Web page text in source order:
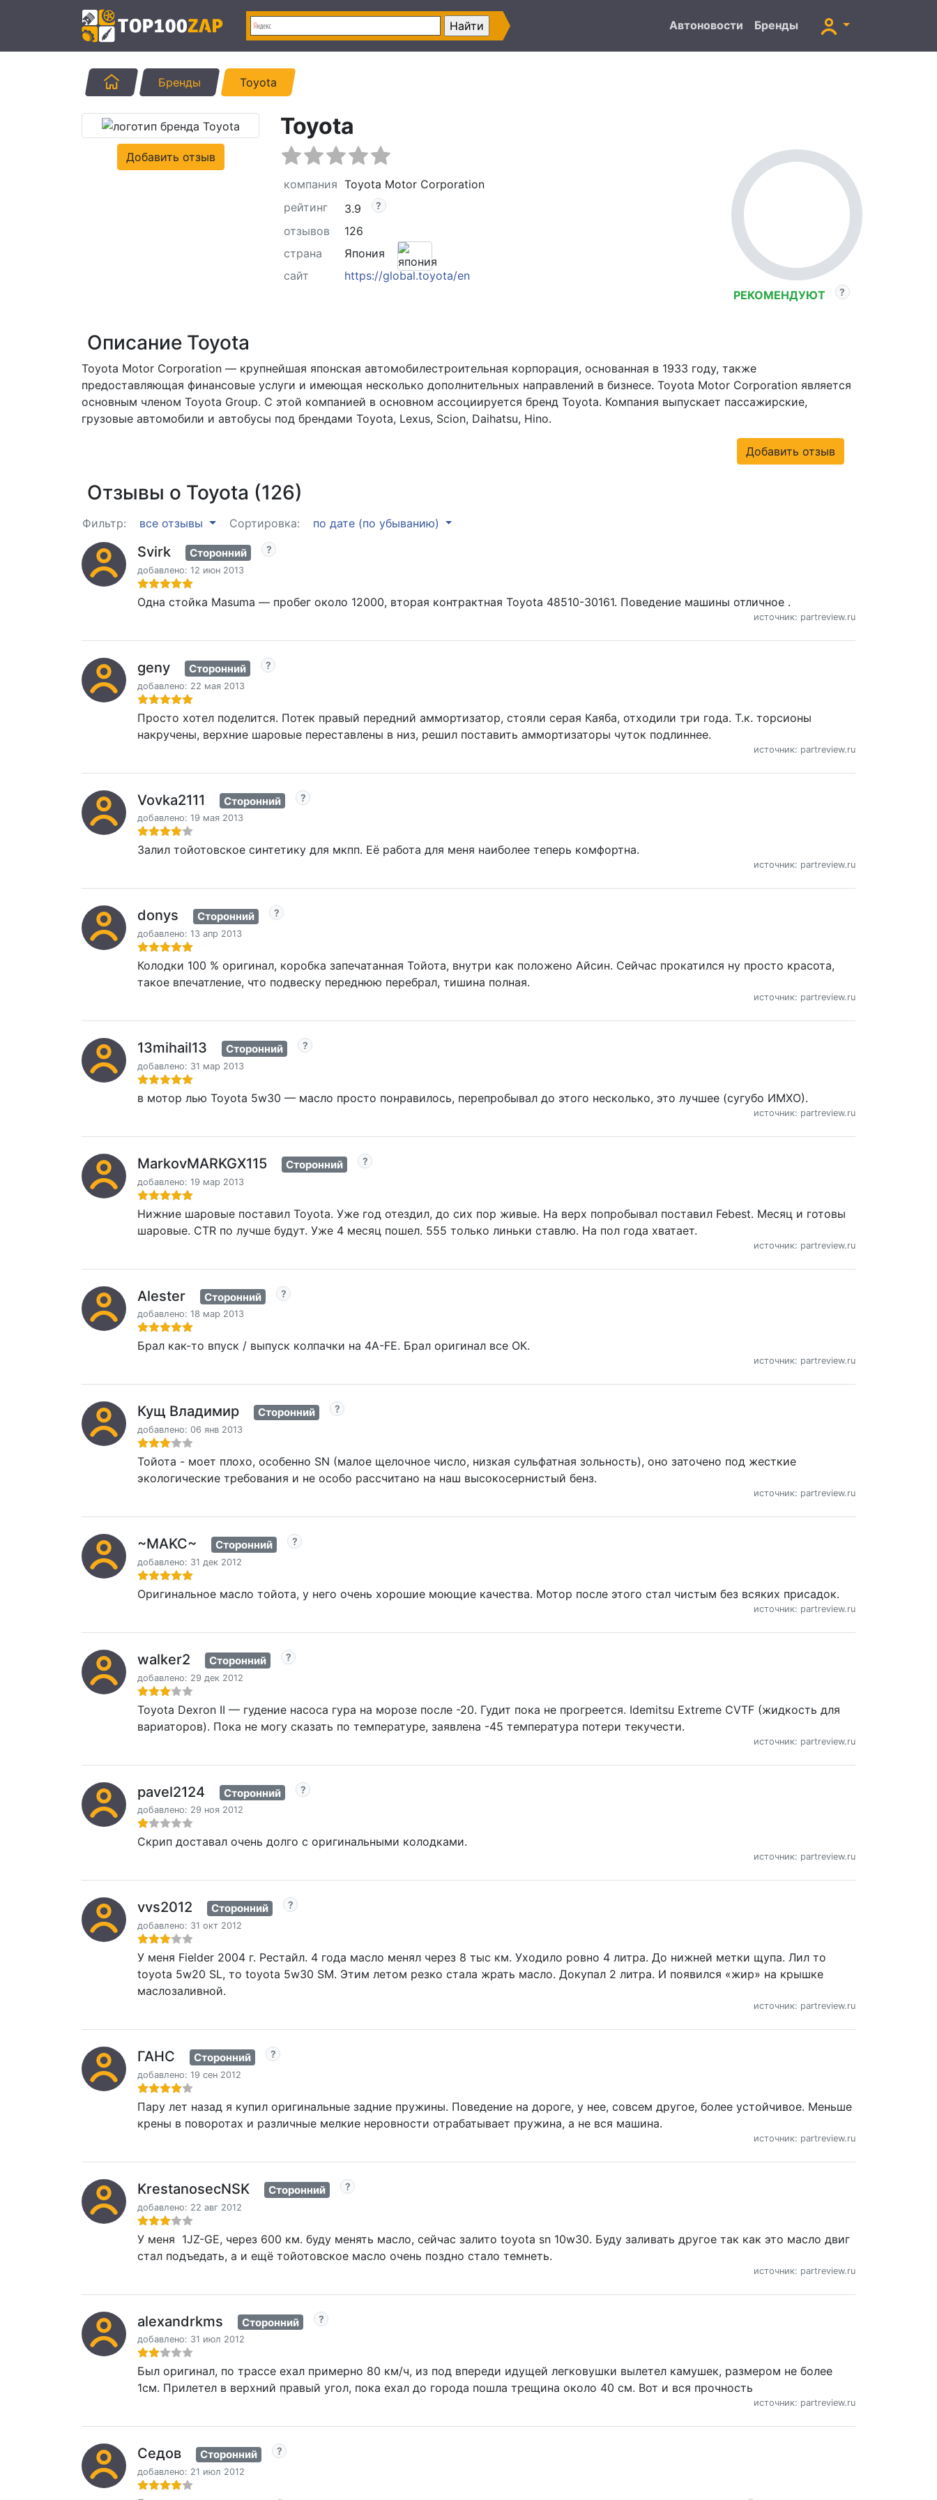
Автоновости Бренды
ГлавнаяБренды Toyota
Добавить отзыв
Toyota
компания Toyota Motor Corporation
рейтинг
3.9
отзывов
126
страна
Япония
сайт
https://global.toyota/en
РЕКОМЕНДУЮТ
Описание Toyota
Toyota Motor Corporation — крупнейшая японская автомобилестроительная корпорация, основанная в 1933 году, также
предоставляющая финансовые услуги и имеющая несколько дополнительных направлений в бизнесе. Toyota Motor Corporation является
основным членом Toyota Group. С этой компанией в основном ассоциируется бренд Toyota. Компания выпускает пассажирские,
грузовые автомобили и автобусы под брендами Toyota, Lexus, Scion, Daihatsu, Hino.
Добавить отзыв
Отзывы о Toyota (126)
Фильтр: все отзывы Сортировка: по дате (по убыванию)
Svirk Сторонний
добавлено: 12 июн 2013
Одна стойка Masuma — пробег около 12000, вторая контрактная Toyota 48510-30161. Поведение машины отличное .
источник: partreview.ru
geny Сторонний
добавлено: 22 мая 2013
Просто хотел поделится. Потек правый передний аммортизатор, стояли серая Каяба, отходили три года. Т.к. торсионы
накручены, верхние шаровые переставлены в низ, решил поставить аммортизаторы чуток подлиннее.
источник: partreview.ru
Vovka2111 Сторонний
добавлено: 19 мая 2013
Залил тойотовское синтетику для мкпп. Её работа для меня наиболее теперь комфортна.
источник: partreview.ru
donys Сторонний
добавлено: 13 апр 2013
Колодки 100 % оригинал, коробка запечатанная Тойота, внутри как положено Айсин. Сейчас прокатился ну просто красота,
такое впечатление, что подвеску переднюю перебрал, тишина полная.
источник: partreview.ru
13mihail13 Сторонний
добавлено: 31 мар 2013
в мотор лью Toyota 5w30 — масло просто понравилось, перепробывал до этого несколько, это лучшее (сугубо ИМХО).
источник: partreview.ru
MarkovMARKGX115 Сторонний
добавлено: 19 мар 2013
Нижние шаровые поставил Toyota. Уже год отездил, до сих пор живые. На верх попробывал поставил Febest. Месяц и готовы
шаровые. CTR по лучше будут. Уже 4 месяц пошел. 555 только линьки ставлю. На пол года хватает.
источник: partreview.ru
Alester Сторонний
добавлено: 18 мар 2013
Брал как-то впуск / выпуск колпачки на 4А-FE. Брал оригинал все ОК.
источник: partreview.ru
Кущ Владимир Сторонний
добавлено: 06 янв 2013
Тойота - моет плохо, особенно SN (малое щелочное число, низкая сульфатная зольность), оно заточено под жесткие
экологические требования и не особо рассчитано на наш высокосернистый бенз.
источник: partreview.ru
~MAKC~ Сторонний
добавлено: 31 дек 2012
Оригинальное масло тойота, у него очень хорошие моющие качества. Мотор после этого стал чистым без всяких присадок.
источник: partreview.ru
walker2 Сторонний
добавлено: 29 дек 2012
Toyota Dexron II — гудение насоса гура на морозе после -20. Гудит пока не прогреется. Idemitsu Extreme CVTF (жидкость для
вариаторов). Пока не могу сказать по температуре, заявлена -45 температура потери текучести.
источник: partreview.ru
pavel2124 Сторонний
добавлено: 29 ноя 2012
Скрип доставал очень долго с оригинальными колодками.
источник: partreview.ru
vvs2012 Сторонний
добавлено: 31 окт 2012
У меня Fielder 2004 г. Рестайл. 4 года масло менял через 8 тыс км. Уходило ровно 4 литра. До нижней метки щупа. Лил то
toyota 5w20 SL, то toyota 5w30 SM. Этим летом резко стала жрать масло. Докупал 2 литра. И появился «жир» на крышке
маслозаливной.
источник: partreview.ru
ГАНС Сторонний
добавлено: 19 сен 2012
Пару лет назад я купил оригинальные задние пружины. Поведение на дороге, у нее, совсем другое, более устойчивое. Меньше
крены в поворотах и различные мелкие неровности отрабатывает пружина, а не вся машина.
источник: partreview.ru
KrestanosecNSK Сторонний
добавлено: 22 авг 2012
У меня 1JZ-GE, через 600 км. буду менять масло, сейчас залито toyota sn 10w30. Буду заливать другое так как это масло двиг
стал подъедать, а и ещё тойотовское масло очень поздно стало темнеть.
источник: partreview.ru
alexandrkms Сторонний
добавлено: 31 июл 2012
Был оригинал, по трассе ехал примерно 80 км/ч, из под впереди идущей легковушки вылетел камушек, размером не более
1см. Прилетел в верхний правый угол, пока ехал до города пошла трещина около 40 см. Вот и вся прочность
источник: partreview.ru
Седов Сторонний
добавлено: 21 июл 2012